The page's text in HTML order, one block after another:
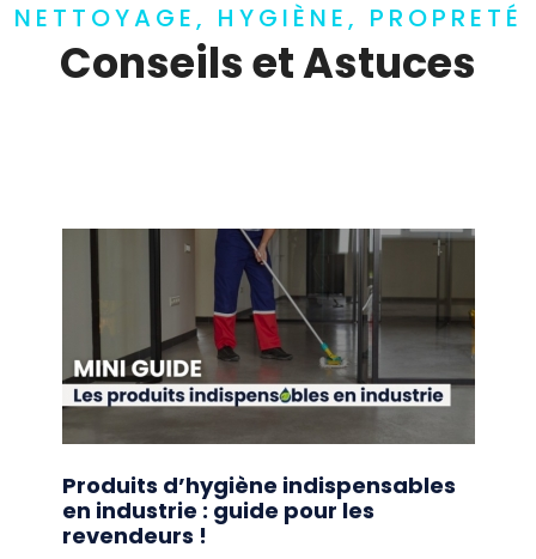
NETTOYAGE, HYGIÈNE, PROPRETÉ
Conseils et Astuces
Produits d’hygiène indispensables
en industrie : guide pour les
revendeurs !